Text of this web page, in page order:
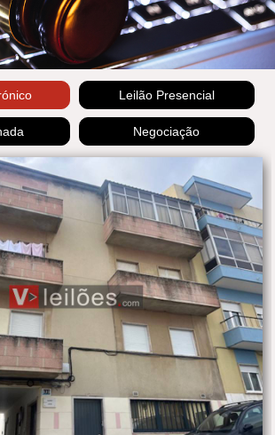
Leilão Presencial
Negociação